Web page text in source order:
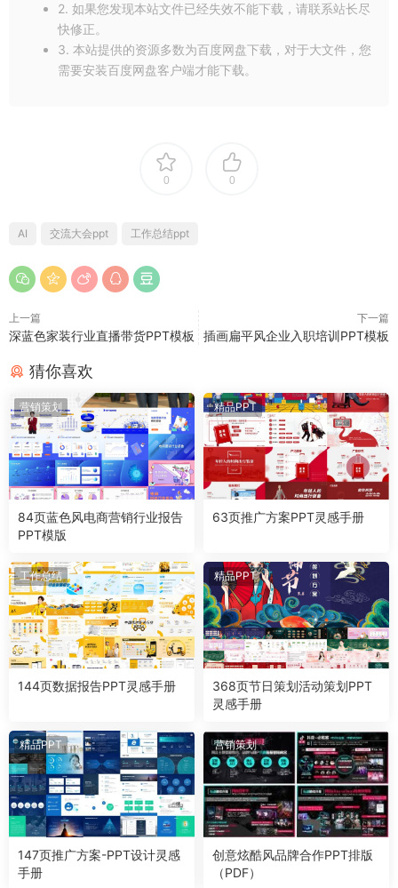
2. 如果您发现本站文件已经失效不能下载，请联系站长尽
快修正。
3. 本站提供的资源多数为百度网盘下载，对于大文件，您
需要安装百度网盘客户端才能下载。
0 0
AI 交流大会ppt 工作总结ppt
上一篇
深蓝色家装行业直播带货PPT模板
下一篇
插画扁平风企业入职培训PPT模板
猜你喜欢
营销策划
84页蓝色风电商营销行业报告
PPT模版
精品PPT
63页推广方案PPT灵感手册
工作总结
144页数据报告PPT灵感手册
精品PPT
368页节日策划活动策划PPT
灵感手册
精品PPT
147页推广方案-PPT设计灵感
手册
营销策划
创意炫酷风品牌合作PPT排版
（PDF）